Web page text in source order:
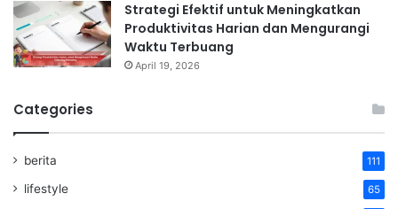
Strategi Efektif untuk Meningkatkan
Produktivitas Harian dan Mengurangi
Waktu Terbuang
April 19, 2026
Categories
berita 111
lifestyle 65